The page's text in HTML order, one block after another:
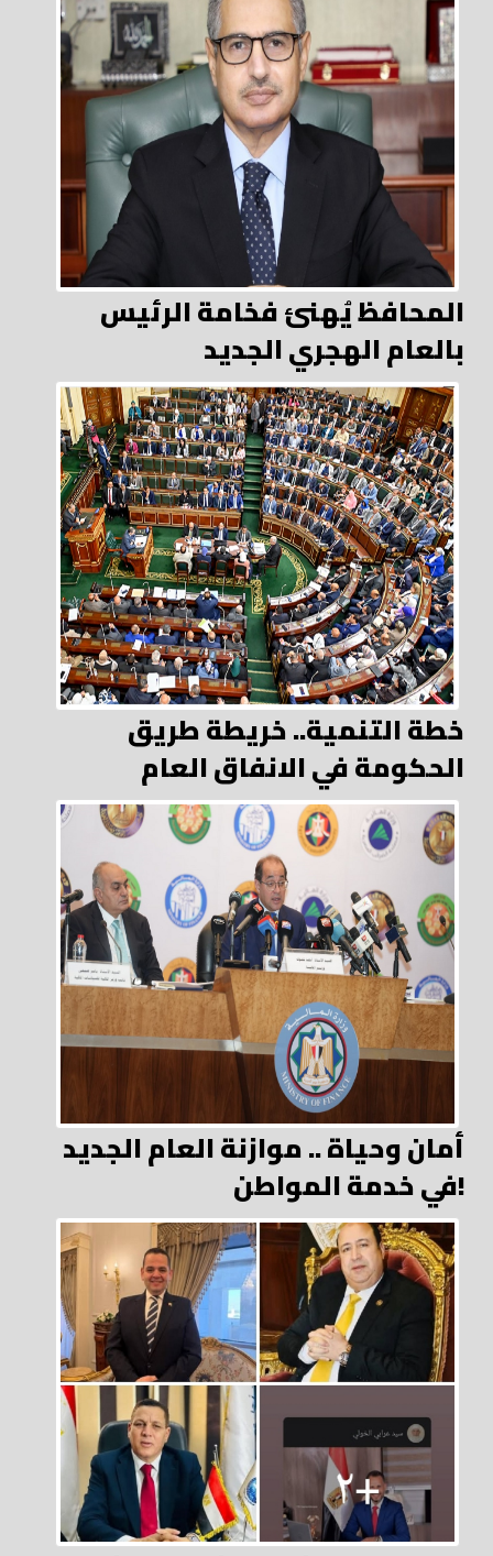
المحافظ يُهنئ فخامة الرئيس
بالعام الهجري الجديد
خطة التنمية.. خريطة طريق
الحكومة في الانفاق العام
أمان وحياة .. موازنة العام الجديد
في خدمة المواطن!